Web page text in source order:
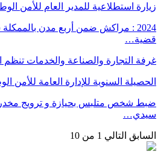
زيارة استطلاعية للمدير العام للأمن
قضية…
غرفة التجارة والصناعة والخدمات تنظم
الحصيلة السنوية للإدارة العامة للأمن
ضبط شخص متلبس بحيازة و ترويج مخدر
سيدي…
السابق التالي 1 من 10